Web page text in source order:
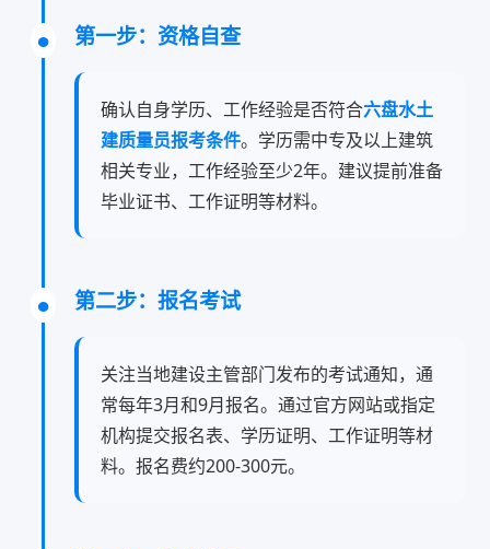
第一步：资格自查
确认自身学历、工作经验是否符合六盘水土
建质量员报考条件。学历需中专及以上建筑
相关专业，工作经验至少2年。建议提前准备
毕业证书、工作证明等材料。
第二步：报名考试
关注当地建设主管部门发布的考试通知，通
常每年3月和9月报名。通过官方网站或指定
机构提交报名表、学历证明、工作证明等材
料。报名费约200-300元。